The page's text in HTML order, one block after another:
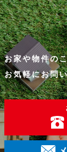
お家や物件の
お気軽にお問